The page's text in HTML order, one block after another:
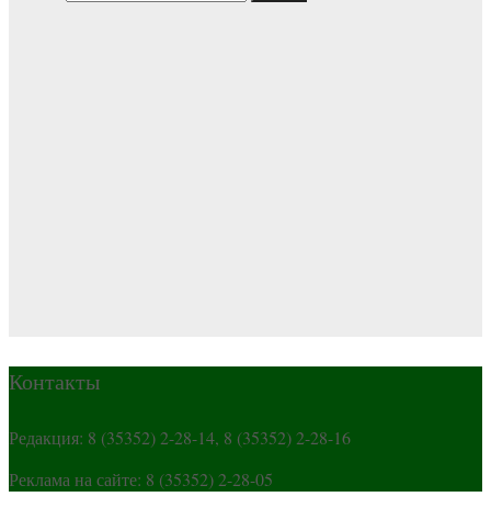
Контакты
Редакция: 8 (35352) 2-28-14, 8 (35352) 2-28-16
Реклама на сайте: 8 (35352) 2-28-05